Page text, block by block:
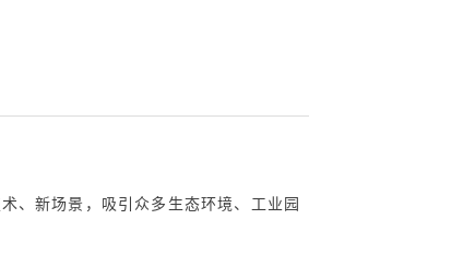
、新场景，吸引众多生态环境、工业园